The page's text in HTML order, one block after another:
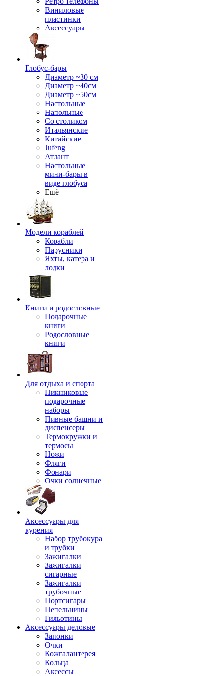
Виниловые
пластинки
Аксессуары
Глобус-бары
Диаметр ~30 см
Диаметр ~40см
Диаметр ~50см
Настольные
Напольные
Со столиком
Итальянские
Китайские
Jufeng
Атлант
Настольные
мини-бары в
виде глобуса
Ещё
Модели кораблей
Корабли
Парусники
Яхты, катера и
лодки
Книги и родословные
Подарочные
книги
Родословные
книги
Для отдыха и спорта
Пикниковые
подарочные
наборы
Пивные башни и
диспенсеры
Термокружки и
термосы
Ножи
Фляги
Фонари
Очки солнечные
Аксессуары для
курения
Набор трубокура
и трубки
Зажигалки
Зажигалки
сигарные
Зажигалки
трубочные
Портсигары
Пепельницы
Гильотины
Аксессуары деловые
Запонки
Очки
Кожгалантерея
Кольца
Аксессы